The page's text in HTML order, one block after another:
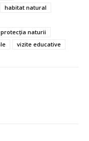
habitat natural
protecția naturii
vizite educative